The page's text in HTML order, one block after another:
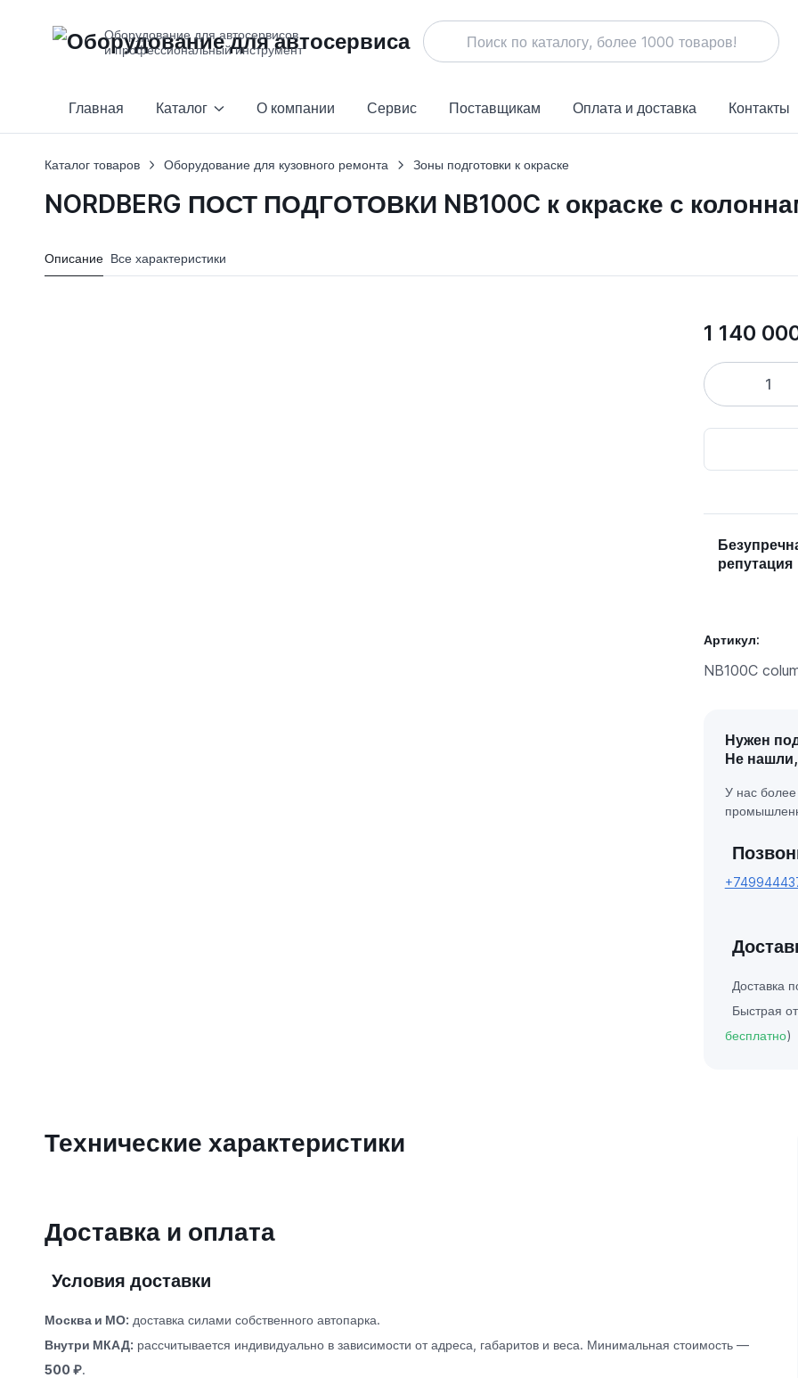
Оборудование для автосервисов
и профессиональный инструмент
Главная Каталог О компании Сервис Поставщикам Оплата и доставка Контакты
Каталог товаров Оборудование для кузовного ремонта Зоны подготовки к окраске
NORDBERG ПОСТ ПОДГОТОВКИ NB100C к окраске с
Описание Все характеристики
1 140
репутация
Артикул:
NB100C
Нужен
Не нашли,
У нас более
Доставка
Быстрая
бесплатно)
Технические характеристики
Доставка и оплата
Условия доставки
Москва и МО: доставка силами собственного автопарка.
Внутри МКАД: рассчитывается индивидуально в зависимости от адреса, габаритов и веса. Минимальная стоимость —
500 ₽.